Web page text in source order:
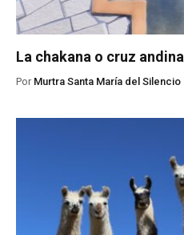
La chakana o cruz andina
Por Murtra Santa María del Silencio